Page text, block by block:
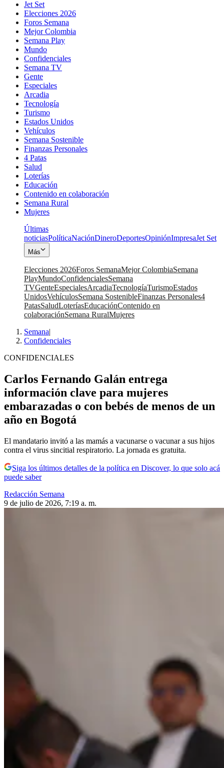
Jet Set
Elecciones 2026
Foros Semana
Mejor Colombia
Semana Play
Mundo
Confidenciales
Semana TV
Gente
Especiales
Arcadia
Tecnología
Turismo
Estados Unidos
Vehículos
Semana Sostenible
Finanzas Personales
4 Patas
Salud
Loterías
Educación
Contenido en colaboración
Semana Rural
Mujeres
Últimas
noticiasPolíticaNaciónDineroDeportesOpiniónImpresaJet Set
Más
Elecciones 2026Foros SemanaMejor ColombiaSemana
PlayMundoConfidencialesSemana
TVGenteEspecialesArcadiaTecnologíaTurismoEstados
UnidosVehículosSemana SostenibleFinanzas Personales4
PatasSaludLoteríasEducaciónContenido en
colaboraciónSemana RuralMujeres
Semana|
Confidenciales
CONFIDENCIALES
Carlos Fernando Galán entrega
información clave para mujeres
embarazadas o con bebés de menos de un
año en Bogotá
El mandatario invitó a las mamás a vacunarse o vacunar a sus hijos
contra el virus sincitial respiratorio. La jornada es gratuita.
Siga los últimos detalles de la política en Discover, lo que solo acá
puede saber
Redacción Semana
9 de julio de 2026, 7:19 a. m.